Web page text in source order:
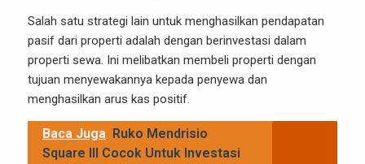
Salah satu strategi lain untuk menghasilkan pendapatan
pasif dari properti adalah dengan berinvestasi dalam
properti sewa. Ini melibatkan membeli properti dengan
tujuan menyewakannya kepada penyewa dan
menghasilkan arus kas positif.
Baca Juga Ruko Mendrisio
Square III Cocok Untuk Investasi